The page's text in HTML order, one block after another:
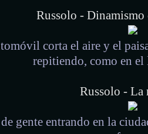
Russolo -
corta el aire y el
repitiendo, como en el
Russolo - La
gente entrando en la